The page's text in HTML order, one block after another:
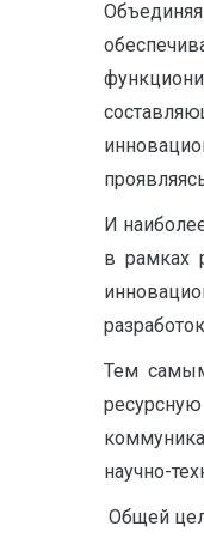
И
в рамках
Тем
научно-
Общей